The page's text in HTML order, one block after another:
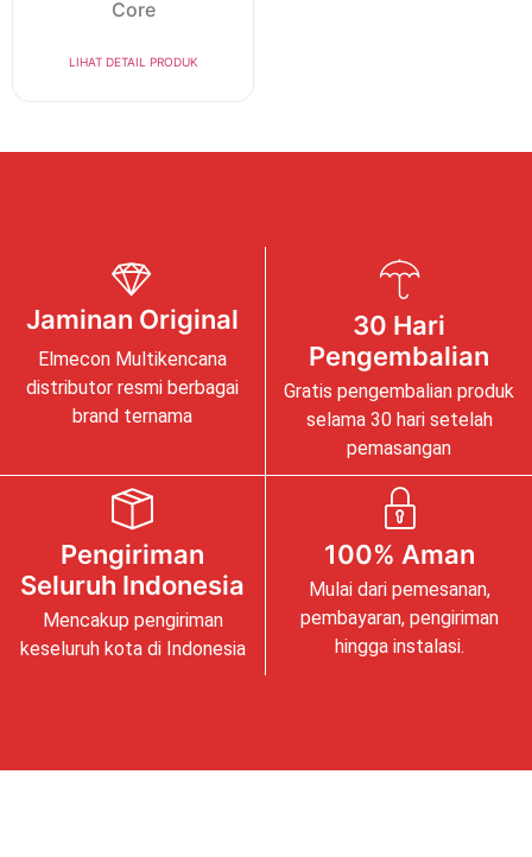
Core
LIHAT DETAIL PRODUK
Jaminan Original
Elmecon Multikencana
distributor resmi berbagai
brand ternama
30 Hari
Pengembalian
Gratis pengembalian produk
selama 30 hari setelah
pemasangan
Pengiriman
Seluruh Indonesia
Mencakup pengiriman
keseluruh kota di Indonesia
100% Aman
Mulai dari pemesanan,
pembayaran, pengiriman
hingga instalasi.